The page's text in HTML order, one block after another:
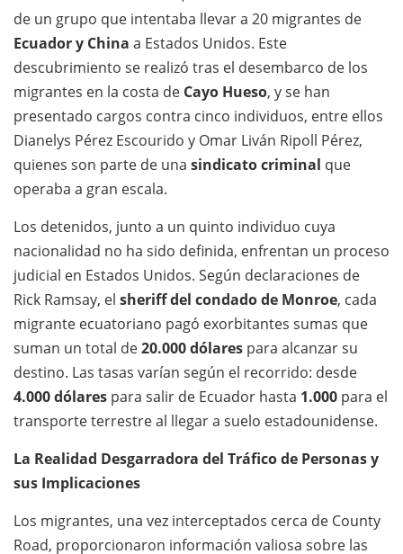
de un grupo que intentaba llevar a 20 migrantes de
Ecuador y China a Estados Unidos. Este
descubrimiento se realizó tras el desembarco de los
migrantes en la costa de Cayo Hueso, y se han
presentado cargos contra cinco individuos, entre ellos
Dianelys Pérez Escourido y Omar Liván Ripoll Pérez,
quienes son parte de una sindicato criminal que
operaba a gran escala.
Los detenidos, junto a un quinto individuo cuya
nacionalidad no ha sido definida, enfrentan un proceso
judicial en Estados Unidos. Según declaraciones de
Rick Ramsay, el sheriff del condado de Monroe, cada
migrante ecuatoriano pagó exorbitantes sumas que
suman un total de20.000 dólares para alcanzar su
destino. Las tasas varían según el recorrido: desde
4.000 dólares para salir de Ecuador hasta 1.000 para el
transporte terrestre al llegar a suelo estadounidense.
La Realidad Desgarradora del Tráfico de Personas y
sus Implicaciones
Los migrantes, una vez interceptados cerca de County
Road, proporcionaron información valiosa sobre las